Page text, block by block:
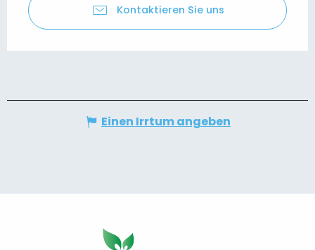
Kontaktieren Sie uns
Einen Irrtum angeben